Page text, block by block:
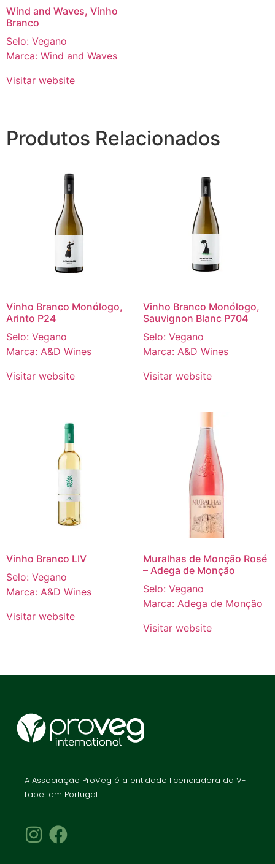
Wind and Waves, Vinho
Branco
Selo: Vegano
Marca: Wind and Waves
Visitar website
Produtos Relacionados
Vinho Branco Monólogo,
Arinto P24
Selo: Vegano
Marca: A&D Wines
Visitar website
Vinho Branco Monólogo,
Sauvignon Blanc P704
Selo: Vegano
Marca: A&D Wines
Visitar website
Vinho Branco LIV
Selo: Vegano
Marca: A&D Wines
Visitar website
Muralhas de Monção Rosé
– Adega de Monção
Selo: Vegano
Marca: Adega de Monção
Visitar website
A Associação ProVeg é a entidade licenciadora da V-
Label em Portugal